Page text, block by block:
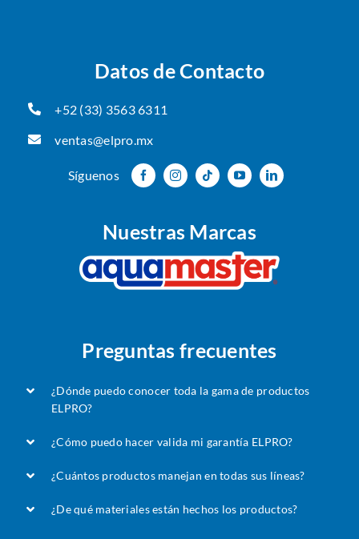
Datos de Contacto
+52 (33) 3563 6311
ventas@elpro.mx
Síguenos
Nuestras Marcas
Preguntas frecuentes
¿Dónde puedo conocer toda la gama de productos
ELPRO?
¿Cómo puedo hacer valida mi garantía ELPRO?
¿Cuántos productos manejan en todas sus líneas?
¿De qué materiales están hechos los productos?